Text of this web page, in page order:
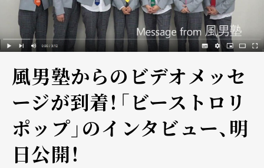
風男塾からのビデオメッセ
ージが到着！「ビーストロリ
ポップ」のインタビュー、明
日公開！